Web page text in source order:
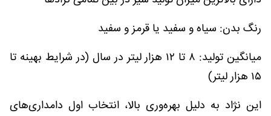
رنگ بدن: سیاه و سفید یا قرمز و سفید
میانگین تولید: ۸ تا ۱۲ هزار لیتر در سال (در شرایط بهینه تا
۱۵ هزار لیتر)
این نژاد به دلیل بهره‌وری بالا، انتخاب اول دامداری‌های